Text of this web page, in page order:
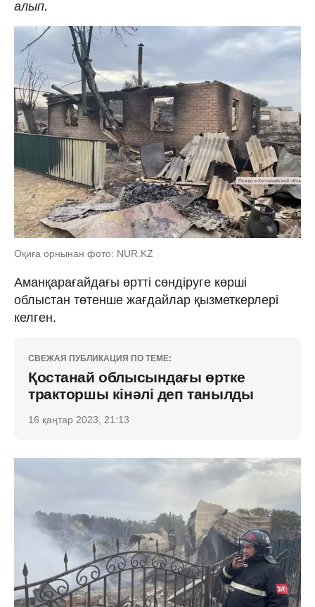
алып.
Оқиға орнынан фото: NUR.KZ
Аманқарағайдағы өртті сөндіруге көрші
облыстан төтенше жағдайлар қызметкерлері
келген.
СВЕЖАЯ ПУБЛИКАЦИЯ ПО ТЕМЕ:
Қостанай облысындағы өртке
тракторшы кінәлі деп танылды
16 қаңтар 2023, 21:13